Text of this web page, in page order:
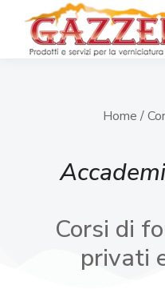
Home /
Corsi di
privati